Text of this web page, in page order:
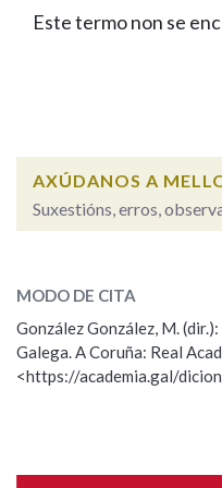
Facebook
TwitterYoutubeInstagram
Bluesky
BUSCAR NOS LEMAS
Remata por
BUSCAR NO CONTIDO
Nas definicións
Este termo non se
AXÚDANOS A
Suxestións, erros,
Observación
Nome
MODO DE CITA
González González, M.
Galega. A Coruña: Real
<https://academia.gal/